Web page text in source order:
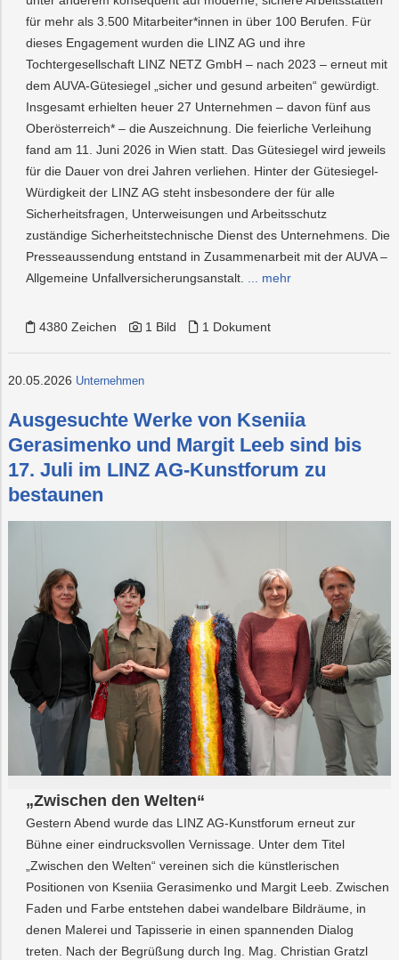
für mehr als 3.500 Mitarbeiter*innen in über 100 Berufen. Für
dieses Engagement wurden die LINZ AG und ihre
Tochtergesellschaft LINZ NETZ GmbH – nach 2023 – erneut mit
dem AUVA-Gütesiegel „sicher und gesund arbeiten“ gewürdigt.
Insgesamt erhielten heuer 27 Unternehmen – davon fünf aus
Oberösterreich* – die Auszeichnung. Die feierliche Verleihung
fand am 11. Juni 2026 in Wien statt. Das Gütesiegel wird jeweils
für die Dauer von drei Jahren verliehen. Hinter der Gütesiegel-
Würdigkeit der LINZ AG steht insbesondere der für alle
Sicherheitsfragen, Unterweisungen und Arbeitsschutz
zuständige Sicherheitstechnische Dienst des Unternehmens. Die
Presseaussendung entstand in Zusammenarbeit mit der AUVA –
Allgemeine Unfallversicherungsanstalt.
... mehr
4380 Zeichen 1 Bild 1 Dokument
20.05.2026 Unternehmen
Ausgesuchte Werke von Kseniia
Gerasimenko und Margit Leeb sind bis
17. Juli im LINZ AG-Kunstforum zu
bestaunen
„Zwischen den Welten“
Gestern Abend wurde das LINZ AG-Kunstforum erneut zur
Bühne einer eindrucksvollen Vernissage. Unter dem Titel
„Zwischen den Welten“ vereinen sich die künstlerischen
Positionen von Kseniia Gerasimenko und Margit Leeb. Zwischen
Faden und Farbe entstehen dabei wandelbare Bildräume, in
denen Malerei und Tapisserie in einen spannenden Dialog
treten. Nach der Begrüßung durch Ing. Mag. Christian Gratzl